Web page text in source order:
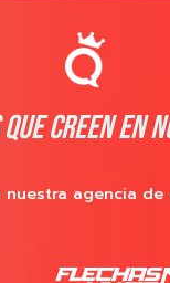
CREEN EN
agencia